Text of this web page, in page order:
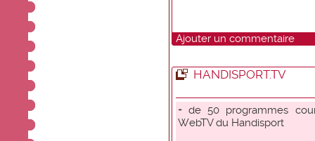
Ajouter un commentaire
HANDISPORT.TV
+ de 50 programmes
WebTV du Handisport